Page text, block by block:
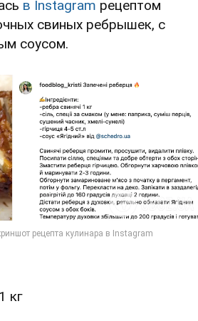
в Instagram рецептом
свиных ребрышек, с
соусом.
кг